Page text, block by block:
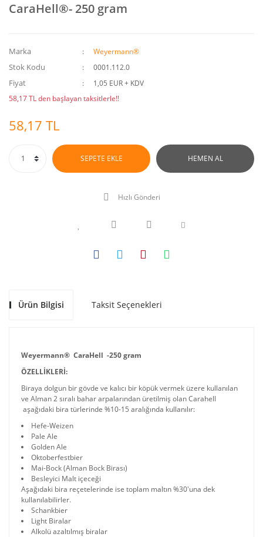
CaraHell®- 250 gram
Marka Weyermann®
Stok Kodu 0001.112.0
Fiyat
1,05 EUR + KDV
58,17 TL den başlayan taksitlerle!!
58,17 TL
SEPETE EKLE HEMEN AL
Hızlı Gönderi
Ürün Bilgisi Taksit Seçenekleri
Weyermann® CaraHell -250 gram
ÖZELLİKLERİ:
Biraya dolgun bir gövde ve kalıcı bir köpük vermek üzere kullanılan
ve Alman 2 sıralı bahar arpalarından üretilmiş olan Carahell
aşağıdaki bira türlerinde %10-15 aralığında kullanılır:
Hefe-Weizen
Pale Ale
Golden Ale
Oktoberfestbier
Mai-Bock (Alman Bock Birası)
Besleyici Malt içeceği
Aşağıdaki bira reçetelerinde ise toplam maltın %30'una dek
kullanılabilirler.
Schankbier
Light Biralar
Alkolü azaltılmış biralar